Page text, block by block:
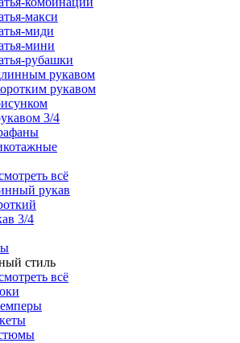
макси
миди
мини
рубашки
рукавом
рукавом
3/4
всё
рукав
3/4
стиль
всё